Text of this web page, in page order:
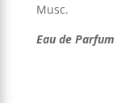
Musc.
Eau de Parfum